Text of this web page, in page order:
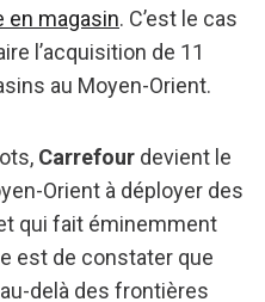
en magasin. C’est le cas
l’acquisition de 11
au Moyen-Orient.
Carrefour devient le
Orient à déployer des
qui fait éminemment
est de constater que
delà des frontières